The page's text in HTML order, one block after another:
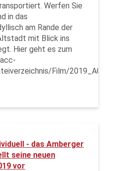
Werfen Sie
in das
am Rande der
mit Blick ins
Hier geht es zum
Film/
- das Amberger
seine neuen
vor